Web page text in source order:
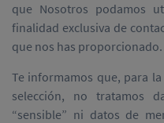
que Nosotros podamos
finalidad exclusiva de
que nos has proporcionado.
Te informamos que, para
selección, no tratamos
“sensible” ni datos de